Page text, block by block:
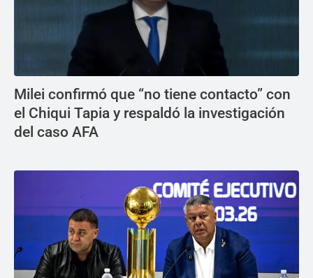
Milei confirmó que “no tiene contacto” con
el Chiqui Tapia y respaldó la investigación
del caso AFA